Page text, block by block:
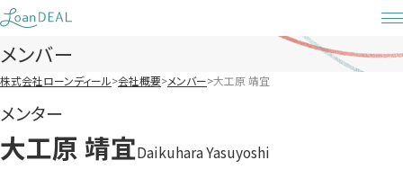
Skip
to
content
メンバー
株式会社ローンディール 会社概要 メンバー 大工原 靖宜
メンター
大工原 靖宜Daikuhara Yasuyoshi